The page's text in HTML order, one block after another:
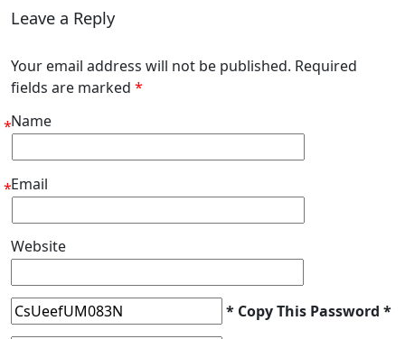
Leave a Reply
Your email address will not be published. Required
fields are marked *
Name
*
Email
*
Website
* Copy This Password *